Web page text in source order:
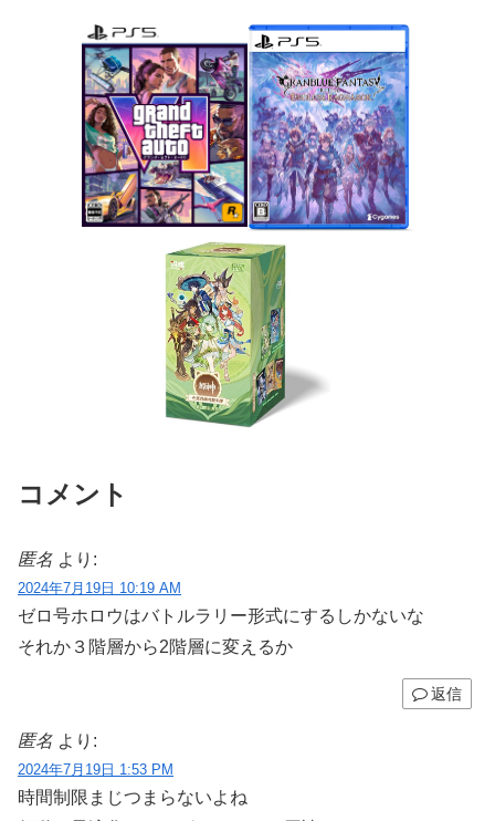
コメント
匿名 より:
2024年7月19日 10:19 AM
ゼロ号ホロウはバトルラリー形式にするしかないな
それか３階層から2階層に変えるか
返信
匿名 より:
2024年7月19日 1:53 PM
時間制限まじつまらないよね